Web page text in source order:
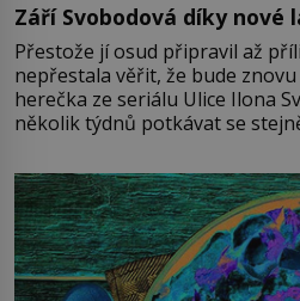
Září Svobodová díky nové
Přestože jí osud připravil až
nepřestala věřit, že bude znovu šťastná.
herečka ze seriálu Ulice Ilona
několik týdnů potkávat se